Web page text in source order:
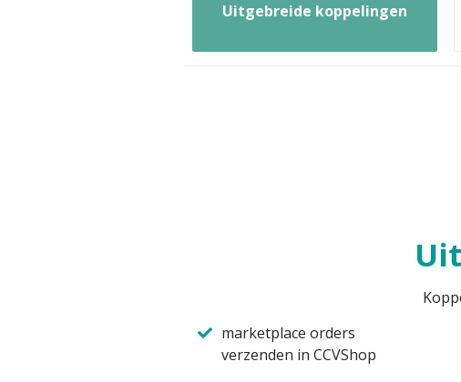
Uitgebreide koppelingen
marketplace orders
verzenden in CCVShop